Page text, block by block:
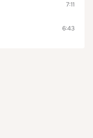
7:11
6:43